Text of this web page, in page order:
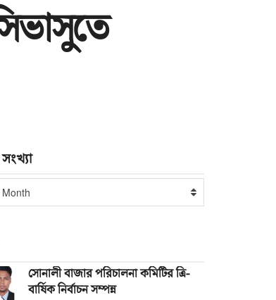
সোনালী বাজার পরিচালনা কমিটির ত্রি-
বার্ষিক নির্বাচন সম্পন্ন